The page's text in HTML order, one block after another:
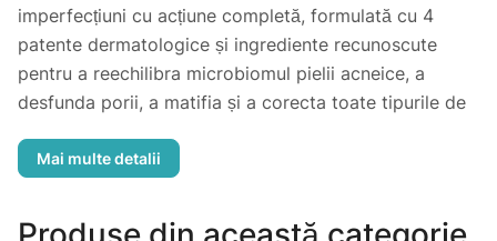
imperfecțiuni cu acțiune completă, formulată cu 4
patente dermatologice și ingrediente recunoscute
pentru a reechilibra microbiomul pielii acneice, a
desfunda porii, a matifia și a corecta toate tipurile de
roșeață și urme post-acneice. Acționează și anti-
persistente. Textura sa lejeră, cu finisaj pudrat, este